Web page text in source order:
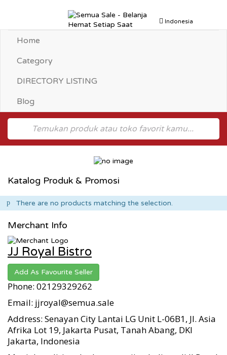
Toggle
navigation
Indonesia
Home
Category
DIRECTORY LISTING
Blog
Katalog Produk & Promosi
There are no products matching the selection.
Merchant Info
JJ Royal Bistro
Add As Favourite Seller
Phone: 02129329262
Email: jjroyal@semua.sale
Address: Senayan City Lantai LG Unit L-06B1, Jl. Asia
Afrika Lot 19, Jakarta Pusat, Tanah Abang, DKI
Jakarta, Indonesia